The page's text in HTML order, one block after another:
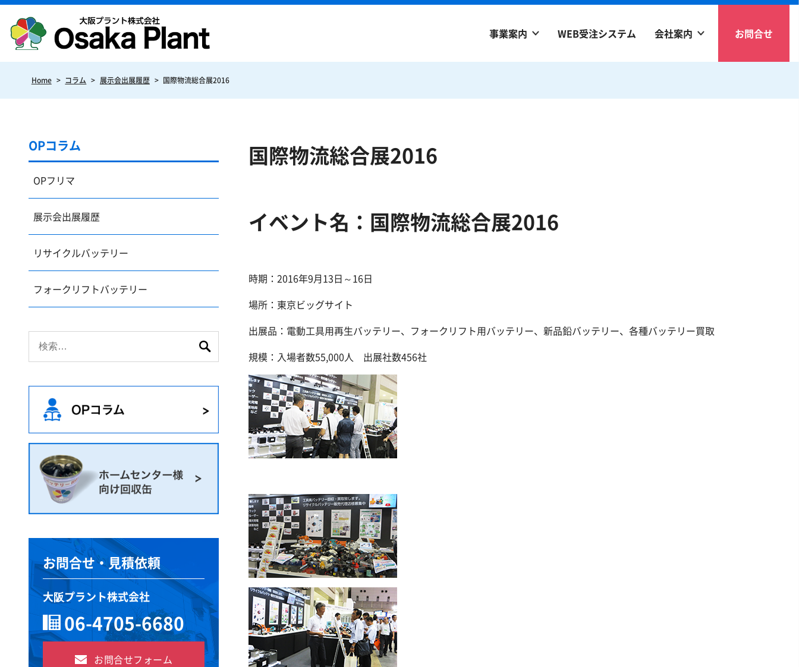
事業案内 WEB受注システム 会社案内 お問合せ
Home > コラム > 展示会出展履歴 > 国際物流総合展2016
国際物流総合展2016
イベント名：国際物流総合展2016
時期：2016年9月13日～16日
場所：東京ビッグサイト
出展品：電動工具用再生バッテリー、フォークリフト用バッテリー、新品鉛バッテリー、各種バッテリー買取
規模：入場者数55,000人 出展社数456社
OPコラム
OPフリマ
展示会出展履歴
リサイクルバッテリー
フォークリフトバッテリー
索:
お問合せ・見積依頼
大阪プラント株式会社
06-4705-6680
お問合せフォーム